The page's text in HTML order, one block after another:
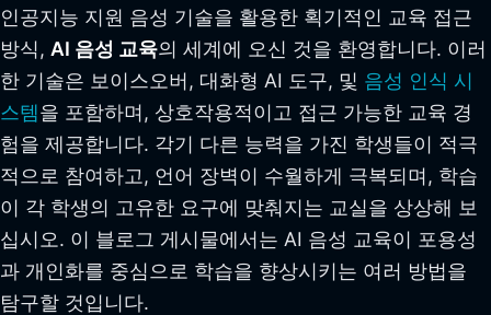
인공지능 지원 음성 기술을 활용한 획기적인 교육 접근
방식, AI 음성 교육의 세계에 오신 것을 환영합니다. 이러
한 기술은 보이스오버, 대화형 AI 도구, 및 음성 인식 시
스템을 포함하며, 상호작용적이고 접근 가능한 교육 경
험을 제공합니다. 각기 다른 능력을 가진 학생들이 적극
적으로 참여하고, 언어 장벽이 수월하게 극복되며, 학습
이 각 학생의 고유한 요구에 맞춰지는 교실을 상상해 보
십시오. 이 블로그 게시물에서는 AI 음성 교육이 포용성
과 개인화를 중심으로 학습을 향상시키는 여러 방법을
탐구할 것입니다.